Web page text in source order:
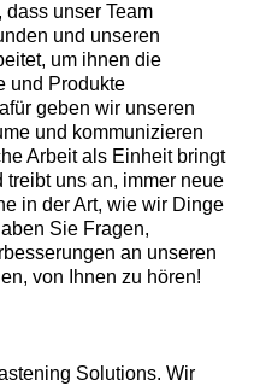
unser Team
und unseren
um ihnen die
und Produkte
geben wir unseren
und kommunizieren
Arbeit als Einheit bringt
uns an, immer neue
in der Art, wie wir Dinge
Sie Fragen,
an unseren
von Ihnen zu hören!
Solutions. Wir